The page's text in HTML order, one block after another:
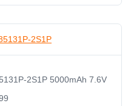
2S1P 5000mAh 7.6V